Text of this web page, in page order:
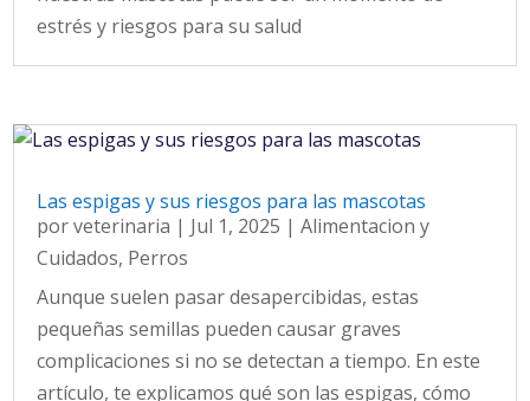
estrés y riesgos para su salud
Las espigas y sus riesgos para las mascotas
porveterinaria | Jul 1, 2025 |Alimentacion y
Cuidados, Perros
Aunque suelen pasar desapercibidas, estas
pequeñas semillas pueden causar graves
complicaciones si no se detectan a tiempo. En este
artículo, te explicamos qué son las espigas, cómo